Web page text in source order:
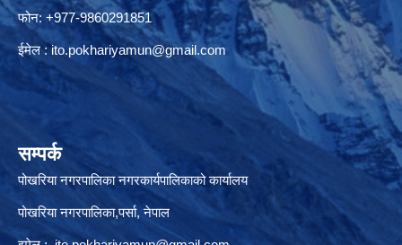
फोन: +977-9860291851
ईमेल :ito.pokhariyamun@gmail.com
सम्पर्क
पोखरिया नगरपालिका नगरकार्यपालिकाको कार्यालय
पोखरिया नगरपालिका,पर्सा, नेपाल